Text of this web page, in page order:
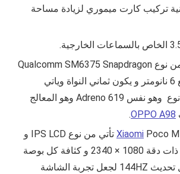
تركيب كارت ميموري لزيادة مساحة
نوع Qualcomm SM6375 Snapdragon
6s وتكنولوجيا تصنيع 6 نانومتر و يكون ثماني النواة وياتي
بمعالج رسومي من نوع وهو نفس Adreno 619 وهو المعالج
OPPO A98
.
Xiaomi Poco تأتي من نوع
IPS LCD و
بمساحة 6.9 بوصة ، ذات دقة 1080 × 2340 و كثافة كل بوصة
تساوي 374، ومعدل تحديث 144HZ لجعل تجربة الشاشة